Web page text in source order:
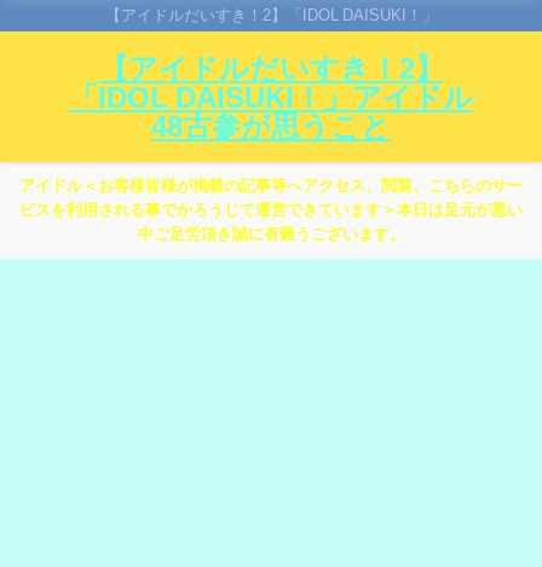
【アイドルだいすき！2】「IDOL DAISUKI！」
【アイドルだいすき！2】
「IDOL DAISUKI！」アイドル
48古参が思うこと
アイドル＜お客様皆様が掲載の記事等へアクセス、閲覧、こちらのサー
ビスを利用される事でかろうじて運営できています＞本日は足元が悪い
中ご足労頂き誠に有難うございます。